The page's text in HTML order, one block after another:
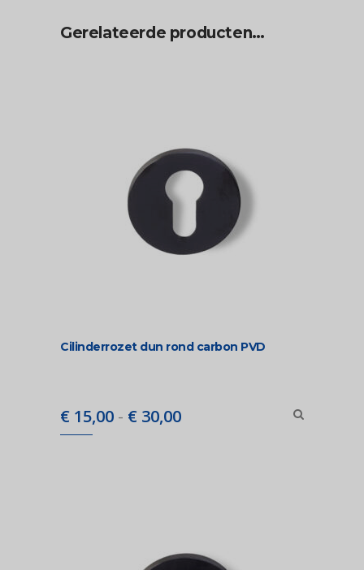
Gerelateerde producten…
Cilinderrozet dun rond carbon PVD
€ 15,00 - € 30,00Prijsklasse: